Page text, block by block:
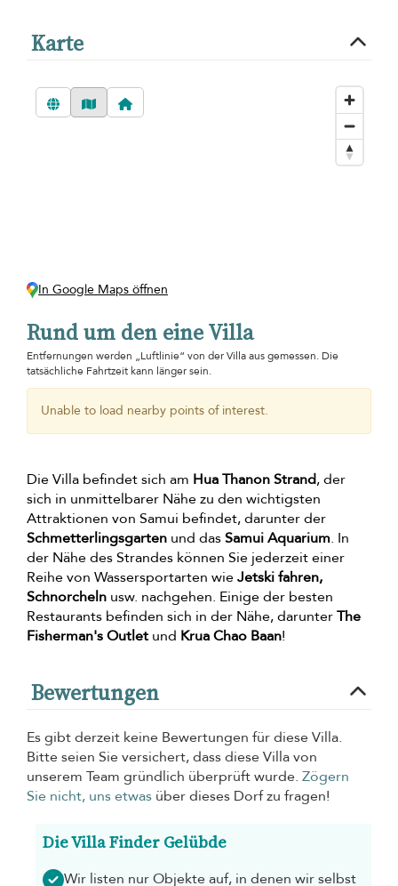
Karte
In Google Maps öffnen
Rund um den eine Villa
Entfernungen werden „Luftlinie“ von der Villa aus gemessen. Die
tatsächliche Fahrtzeit kann länger sein.
Unable to load nearby points of interest.
Die Villa befindet sich am Hua Thanon Strand, der
sich in unmittelbarer Nähe zu den wichtigsten
Attraktionen von Samui befindet, darunter der
Schmetterlingsgarten und dasSamui Aquarium. In
der Nähe des Strandes können Sie jederzeit einer
Reihe von Wassersportarten wieJetski fahren,
Schnorcheln usw. nachgehen. Einige der besten
Restaurants befinden sich in der Nähe, darunterThe
Fisherman's Outlet und Krua Chao Baan!
Bewertungen
Es gibt derzeit keine Bewertungen für diese Villa.
Bitte seien Sie versichert, dass diese Villa von
unserem Team gründlich überprüft wurde. Zögern
Sie nicht, uns etwas über dieses Dorf zu fragen!
Die Villa Finder Gelübde
Wir listen nur Objekte auf, in denen wir selbst